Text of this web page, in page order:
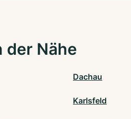
der Nähe
Dachau
Karlsfeld